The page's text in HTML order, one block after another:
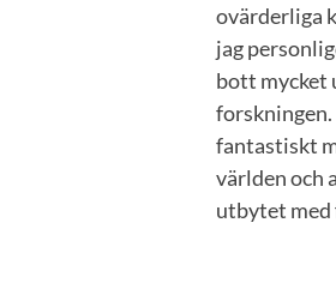
ovärderliga
jag
bott mycket
fantastiskt
världen och
utbytet